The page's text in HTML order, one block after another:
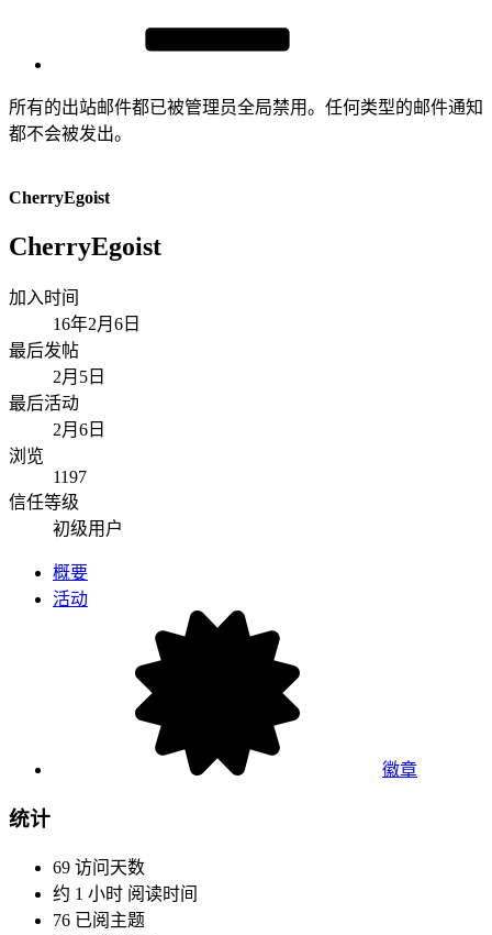
所有的出站邮件都已被管理员全局禁用。任何类型的邮件通知
都不会被发出。
CherryEgoist
CherryEgoist
加入时间
16年2月6日
最后发帖
2月5日
最后活动
2月6日
浏览
1197
信任等级
初级用户
概要
活动
徽章
统计
69 访问天数
约 1 小时 阅读时间
76 已阅主题